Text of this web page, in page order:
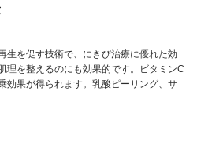
生を促す技術で、にきび治療に優れた効
理を整えるのにも効果的です。ビタミンC
効果が得られます。乳酸ピーリング、サ